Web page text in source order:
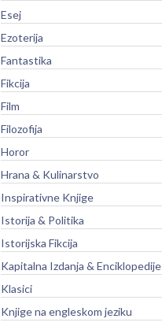
Esej
Ezoterija
Fantastika
Fikcija
Film
Filozofija
Horor
Hrana & Kulinarstvo
Inspirativne Knjige
Istorija & Politika
Istorijska Fikcija
Kapitalna Izdanja & Enciklopedije
Klasici
Knjige na engleskom jeziku